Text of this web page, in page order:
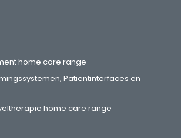
home care range
Patiëntinterfaces en
home care range